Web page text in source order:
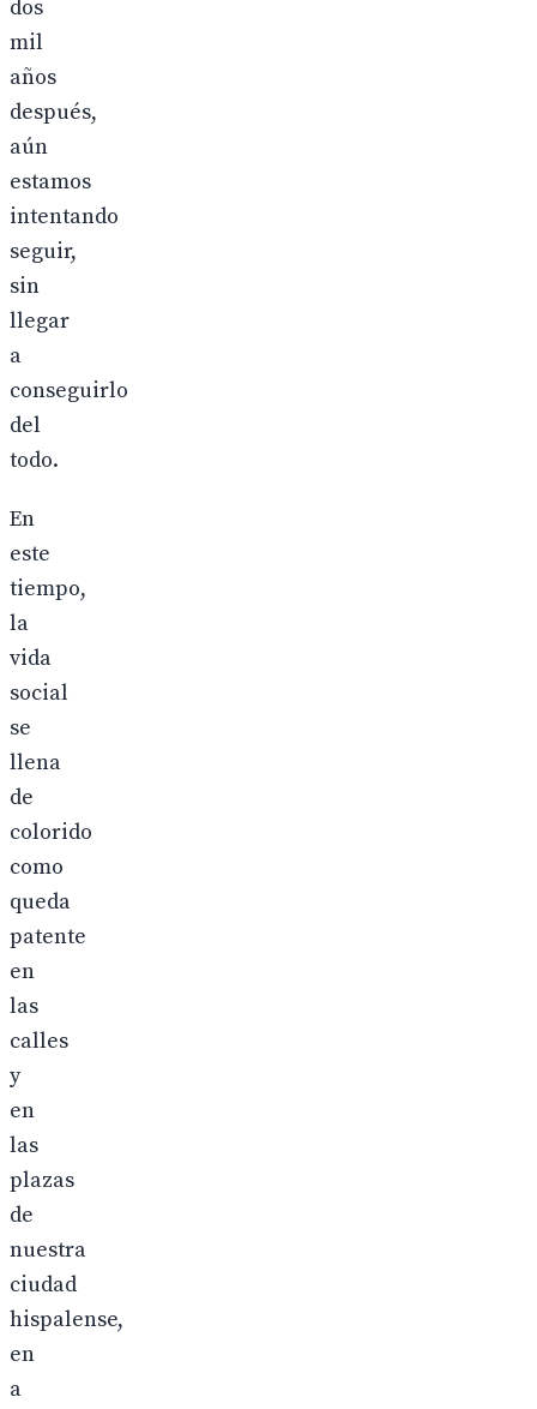
dos
mil
años
después,
aún
estamos
intentando
seguir,
sin
llegar
a
conseguirlo
del
todo.
En
este
tiempo,
la
vida
social
se
llena
de
colorido
como
queda
patente
en
las
calles
y
en
las
plazas
de
nuestra
ciudad
hispalense,
en
a